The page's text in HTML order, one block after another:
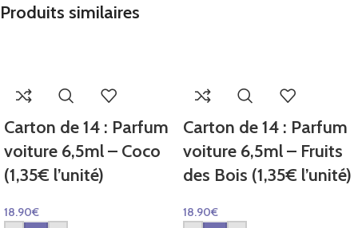
Produits similaires
Carton de 14 : Parfum
voiture 6,5ml – Coco
(1,35€ l’unité)
18.90€
Carton de 14 : Parfum
voiture 6,5ml – Fruits
des Bois (1,35€ l’unité)
18.90€